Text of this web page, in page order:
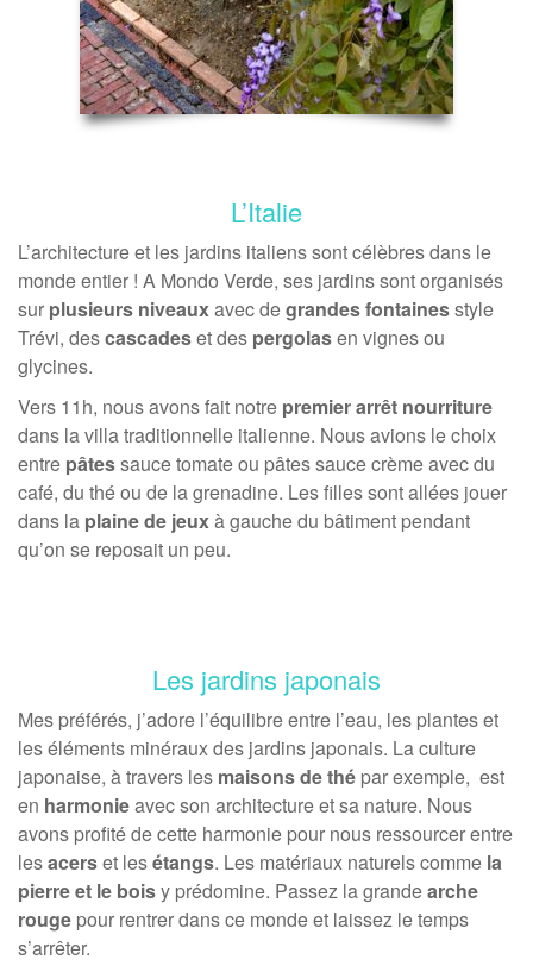
L’Italie
L’architecture et les jardins italiens sont célèbres dans le
monde entier ! A Mondo Verde, ses jardins sont organisés
sur plusieurs niveauxavec degrandes fontainesstyle
Trévi, descascadeset des pergolasen vignes ou
glycines.
Vers 11h, nous avons fait notre premier arrêt nourriture
dans la villa traditionnelle italienne. Nous avions le choix
entre pâtessauce tomate ou pâtes sauce crème avec du
café, du thé ou de la grenadine. Les filles sont allées jouer
dans la plaine de jeuxà gauche du bâtiment pendant
qu’on se reposait un peu.
Les jardins japonais
Mes préférés, j’adore l’équilibre entre l’eau, les plantes et
les éléments minéraux des jardins japonais. La culture
japonaise, à travers les maisons de thé par exemple, est
en harmonieavec son architecture et sa nature. Nous
avons profité de cette harmonie pour nous ressourcer entre
lesacerset lesétangs. Les matériaux naturels comme la
pierre et le boisy prédomine. Passez la grandearche
rouge pour rentrer dans ce monde et laissez le temps
s’arrêter.